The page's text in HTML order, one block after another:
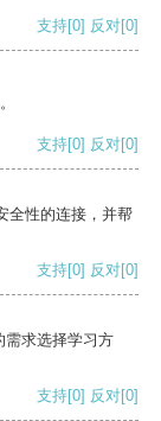
支持[0] 反对[0]
支持[0] 反对[0]
全性的连接，并帮
支持[0] 反对[0]
需求选择学习方
支持[0] 反对[0]